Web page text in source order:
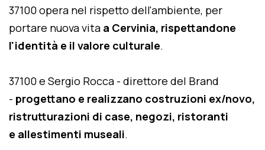
37100 opera nel rispetto dell'ambiente, per
portare nuova vita a Cervinia, rispettandone
l'identità e il valore culturale.
37100 e Sergio Rocca - direttore del Brand
- progettano e realizzano costruzioni ex/novo,
ristrutturazioni di case, negozi, ristoranti
e allestimenti museali.